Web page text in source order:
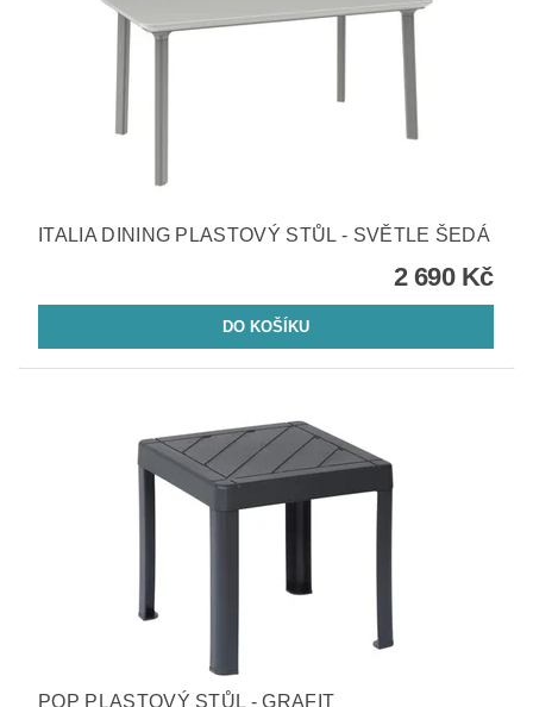
ITALIA DINING PLASTOVÝ STŮL - SVĚTLE ŠEDÁ
2 690 Kč
POP PLASTOVÝ STŮL - GRAFIT